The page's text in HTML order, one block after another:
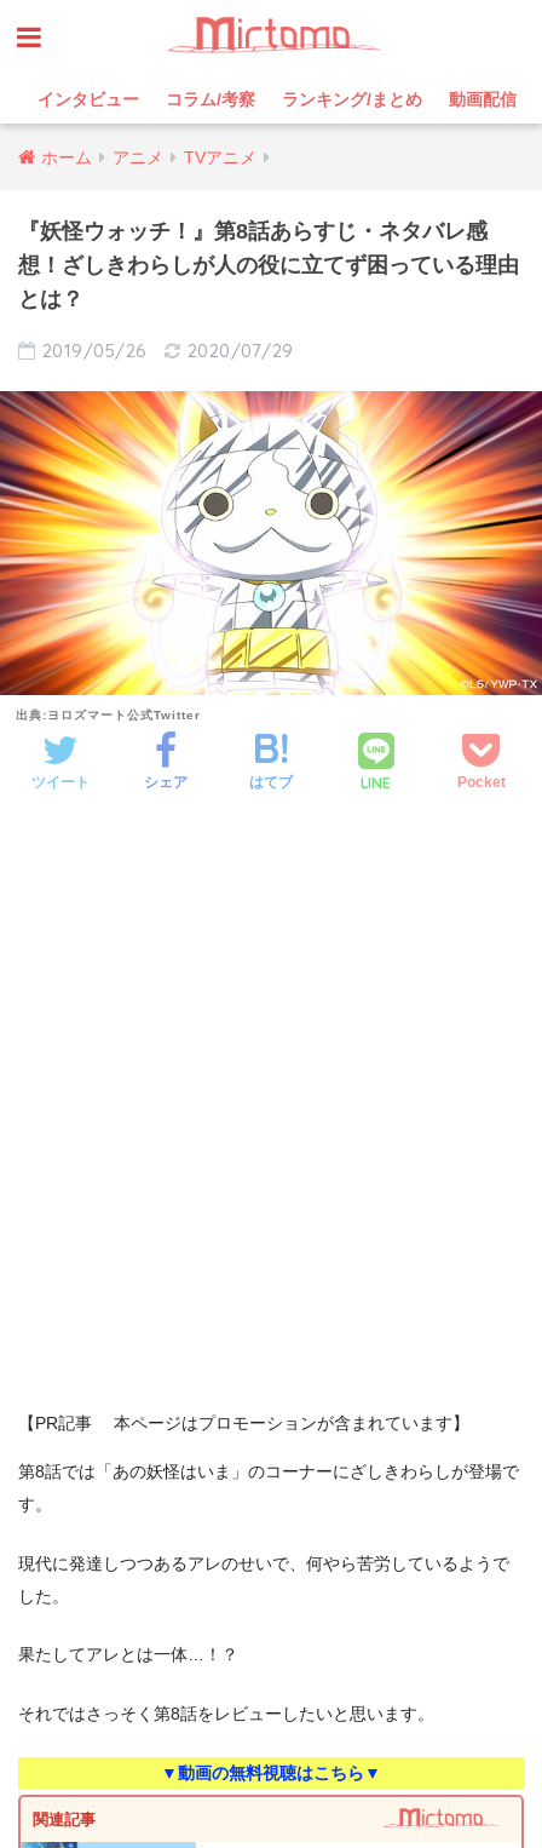
インタビュー コラム/考察 ランキング/まとめ 動画配信
ホーム アニメ TVアニメ
『妖怪ウォッチ！』第8話あらすじ・ネタバレ感
想！ざしきわらしが人の役に立てず困っている理由
とは？
2019/05/26 2020/07/29
出典:ヨロズマート公式Twitter
ツイート シェア はてブ LINE Pocket
【PR記事 本ページはプロモーションが含まれています】
第8話では「あの妖怪はいま」のコーナーにざしきわらしが登場で
す。
現代に発達しつつあるアレのせいで、何やら苦労しているようで
した。
果たしてアレとは一体…！？
それではさっそく第8話をレビューしたいと思います。
▼動画の無料視聴はこちら▼
関連記事